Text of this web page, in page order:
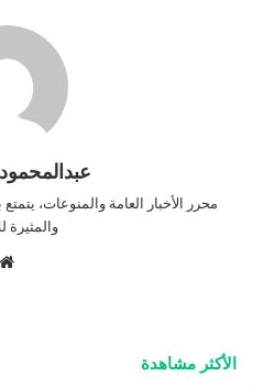
محرر الأخبار العامة والمنوعات،
والمثيرة
الأكثر مشاهدة